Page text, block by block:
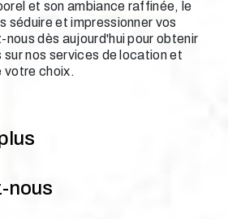
et son ambiance raffinée, le
séduire et impressionner vos
dès aujourd'hui pour obtenir
sur nos services de location et
votre choix.
nous